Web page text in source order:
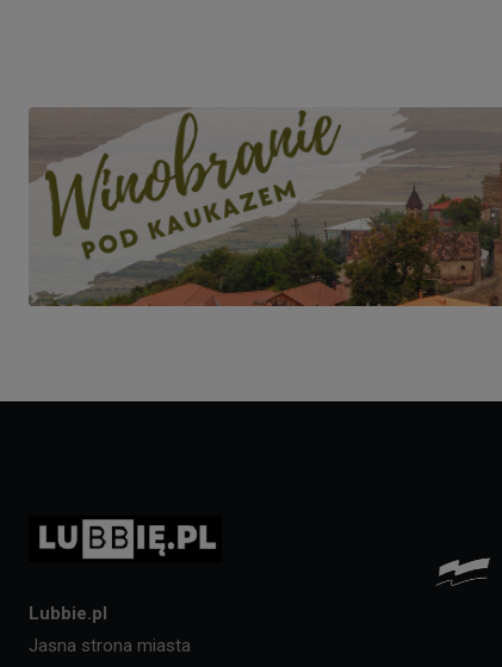
Lubbie.pl
Jasna strona miasta